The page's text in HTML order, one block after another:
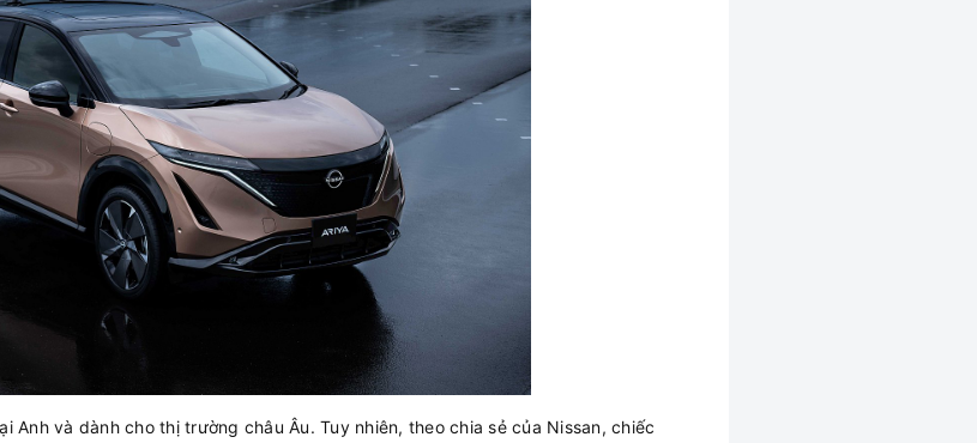
Anh và dành cho thị trường châu Âu. Tuy nhiên, theo chia sẻ của Nissan, chiếc